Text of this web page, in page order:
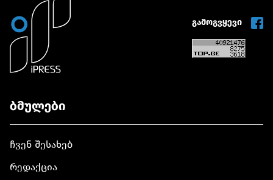
გამოგვყევი
ბმულები
ჩვენ შესახებ
რედაქცია